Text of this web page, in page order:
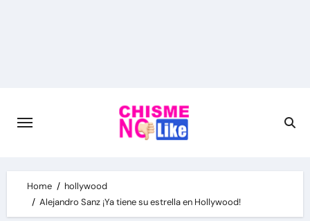
Home
hollywood
Alejandro Sanz ¡Ya tiene su estrella en Hollywood!